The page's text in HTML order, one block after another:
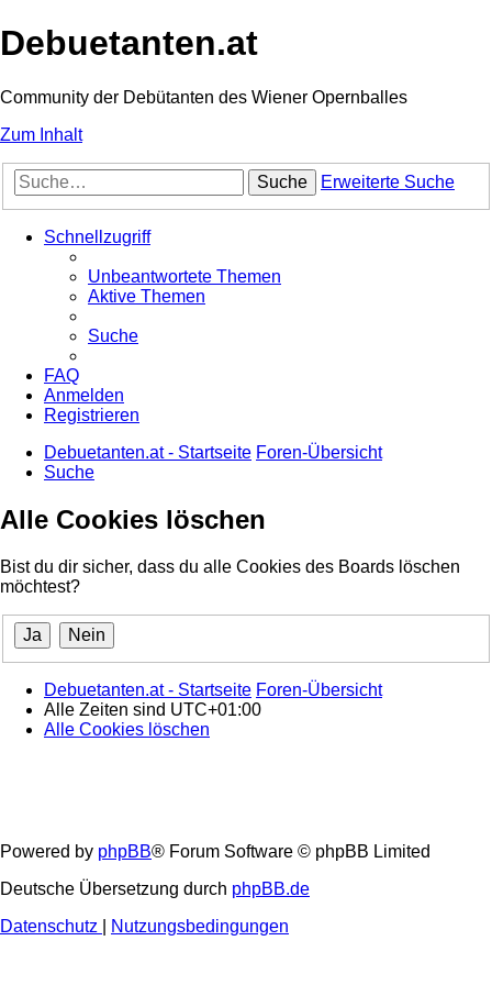
Debuetanten.at
Community der Debütanten des Wiener Opernballes
Zum Inhalt
Suche Erweiterte Suche
Schnellzugriff
Unbeantwortete Themen
Aktive Themen
Suche
FAQ
Anmelden
Registrieren
Debuetanten.at - Startseite Foren-Übersicht
Suche
Alle Cookies löschen
Bist du dir sicher, dass du alle Cookies des Boards löschen
möchtest?
Debuetanten.at - Startseite Foren-Übersicht
Alle Zeiten sind UTC+01:00
Alle Cookies löschen
Powered by phpBB® Forum Software © phpBB Limited
Deutsche Übersetzung durch phpBB.de
Datenschutz
Nutzungsbedingungen